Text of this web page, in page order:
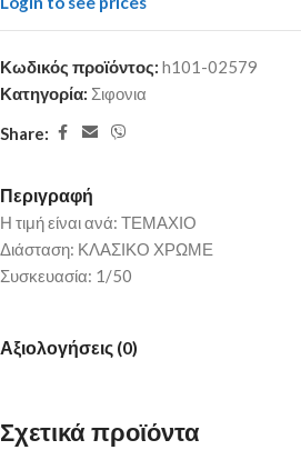
Κωδικός προϊόντος: h101-02579
Κατηγορία: Σιφονια
Share:
Περιγραφή
Η τιμή είναι ανά: ΤΕΜΑΧΙΟ
Διάσταση: ΚΛΑΣΙΚΟ ΧΡΩΜΕ
Συσκευασία: 1/50
Αξιολογήσεις (0)
Σχετικά προϊόντα